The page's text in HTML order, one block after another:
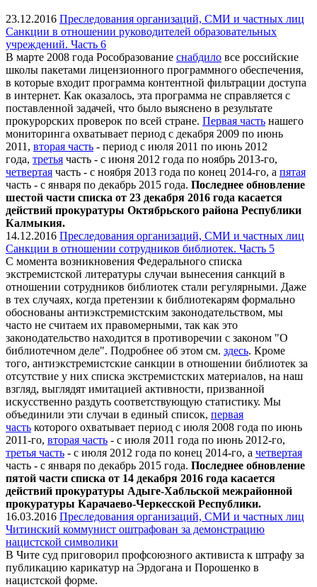
23.12.2016 Преследования организаций, СМИ и частных лиц
Санкции в отношении руководителей образовательных
учреждений. Часть 6
В марте 2008 года Рособразование снабдило все российские
школы пакетами лицензионного программного обеспечения,
в которые входит программа контентной фильтрации доступа
в интернет. Как оказалось, эта программа не справляется с
поставленной задачей, что было выяснено в результате
прокурорских проверок по всей стране. Первая часть нашего
мониторинга охватывает период с декабря 2009 по июнь
2011, вторая часть - период с июля 2011 по июнь 2012
года, третья часть - с июня 2012 года по ноябрь 2013-го,
четвертая часть - с ноября 2013 года по конец 2014-го, а пятая
часть - с января по декабрь 2015 года. Последнее обновление
шестой части списка от 23 декабря 2016 года касается
действий прокуратуры Октябрьского района Республики
Калмыкия.
14.12.2016 Преследования организаций, СМИ и частных лиц
Санкции в отношении сотрудников библиотек. Часть 5
С момента возникновения Федерального списка
экстремистской литературы случаи вынесения санкций в
отношении сотрудников библиотек стали регулярными. Даже
в тех случаях, когда претензии к библиотекарям формально
обоснованы антиэкстремистским законодательством, мы
часто не считаем их правомерными, так как это
законодательство находится в противоречии с законом "О
библиотечном деле". Подробнее об этом см. здесь. Кроме
того, антиэкстремистские санкции в отношении библиотек за
отсутствие у них списка экстремистских материалов, на наш
взгляд, выглядят имитацией активности, призванной
искусственно раздуть соответствующую статистику. Мы
объединили эти случаи в единый список, первая
часть которого охватывает период с июля 2008 года по июнь
2011-го, вторая часть - с июля 2011 года по июнь 2012-го,
третья часть - с июля 2012 года по конец 2014-го, а четвертая
часть - с января по декабрь 2015 года. Последнее обновление
пятой части списка от 14 декабря 2016 года касается
действий прокуратуры Адыге-Хабльской межрайонной
прокуратуры Карачаево-Черкесской Республики.
16.03.2016 Преследования организаций, СМИ и частных лиц
Читинский коммунист оштрафован за демонстрацию
нацистской символики
В Чите суд приговорил профсоюзного активиста к штрафу за
публикацию карикатур на Эрдогана и Порошенко в
нацистской форме.